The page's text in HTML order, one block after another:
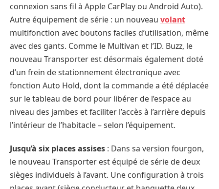
connexion sans fil à Apple CarPlay ou Android Auto).
Autre équipement de série : un nouveau volant
multifonction avec boutons faciles d’utilisation, même
avec des gants. Comme le Multivan et l’ID. Buzz, le
nouveau Transporter est désormais également doté
d’un frein de stationnement électronique avec
fonction Auto Hold, dont la commande a été déplacée
sur le tableau de bord pour libérer de l’espace au
niveau des jambes et faciliter l’accès à l’arrière depuis
l’intérieur de l’habitacle – selon l’équipement.
Jusqu’à six places assises : Dans sa version fourgon,
le nouveau Transporter est équipé de série de deux
sièges individuels à l’avant. Une configuration à trois